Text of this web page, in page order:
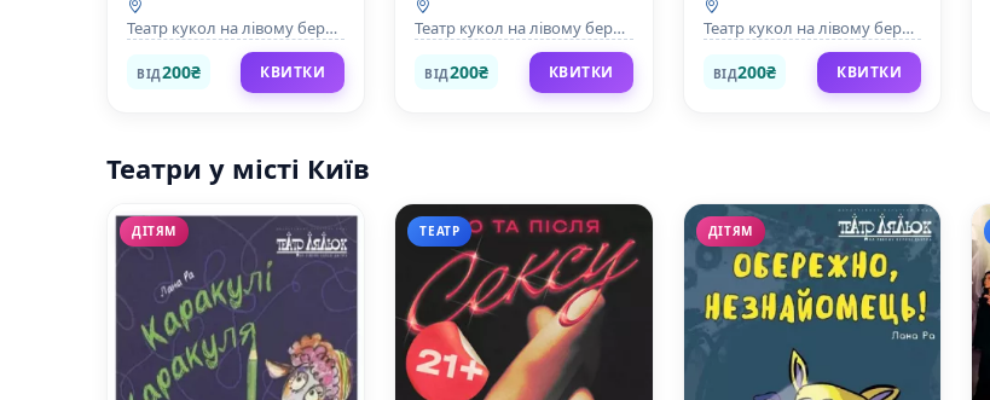
Театр кукол на лівому березі
ВІД200₴ КВИТКИ
Театр кукол на лівому березі
ВІД200₴ КВИТКИ
Театр кукол на лівому березі
ВІД200₴ КВИТКИ
Театри у місті Київ
ДІТЯМ ТЕАТР ДІТЯМ